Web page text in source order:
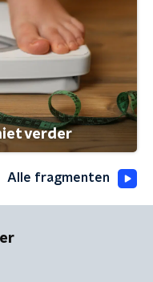
verder
Alle fragmenten